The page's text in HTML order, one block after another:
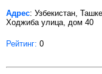
Адрес: Узбекистан,
Ходжиба улица, дом 40
Рейтинг: 0